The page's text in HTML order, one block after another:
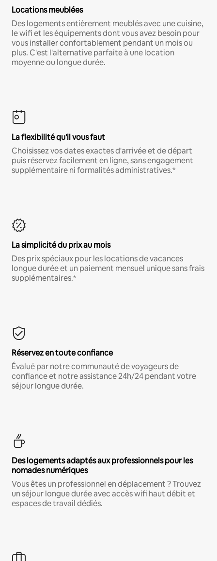
Locations meublées
Des logements entièrement meublés avec une cuisine,
le wifi et les équipements dont vous avez besoin pour
vous installer confortablement pendant un mois ou
plus. C'est l'alternative parfaite à une location
moyenne ou longue durée.
La flexibilité qu'il vous faut
Choisissez vos dates exactes d'arrivée et de départ
puis réservez facilement en ligne, sans engagement
supplémentaire ni formalités administratives.*
La simplicité du prix au mois
Des prix spéciaux pour les locations de vacances
longue durée et un paiement mensuel unique sans frais
supplémentaires.*
Réservez en toute confiance
Évalué par notre communauté de voyageurs de
confiance et notre assistance 24h/24 pendant votre
séjour longue durée.
Des logements adaptés aux professionnels pour les
nomades numériques
Vous êtes un professionnel en déplacement ? Trouvez
un séjour longue durée avec accès wifi haut débit et
espaces de travail dédiés.